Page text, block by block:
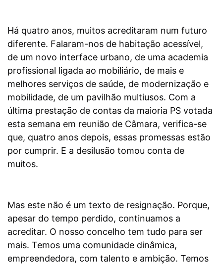
Há quatro anos, muitos acreditaram num futuro
diferente. Falaram-nos de habitação acessível,
de um novo interface urbano, de uma academia
profissional ligada ao mobiliário, de mais e
melhores serviços de saúde, de modernização e
mobilidade, de um pavilhão multiusos. Com a
última prestação de contas da maioria PS votada
esta semana em reunião de Câmara, verifica-se
que, quatro anos depois, essas promessas estão
por cumprir. E a desilusão tomou conta de
muitos.
Mas este não é um texto de resignação. Porque,
apesar do tempo perdido, continuamos a
acreditar. O nosso concelho tem tudo para ser
mais. Temos uma comunidade dinâmica,
empreendedora, com talento e ambição. Temos